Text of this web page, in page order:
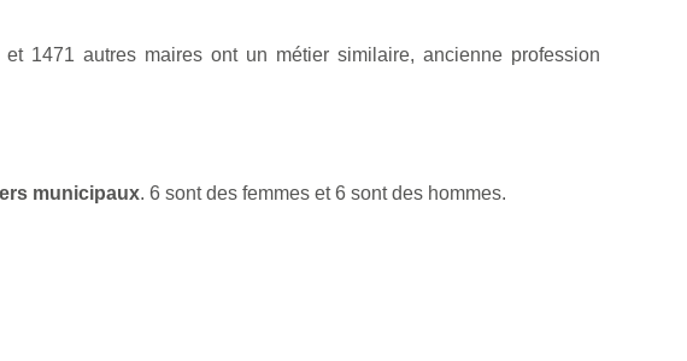
1471 autres maires ont un métier similaire, ancienne profession
municipaux. 6 sont des femmes et 6 sont des hommes.